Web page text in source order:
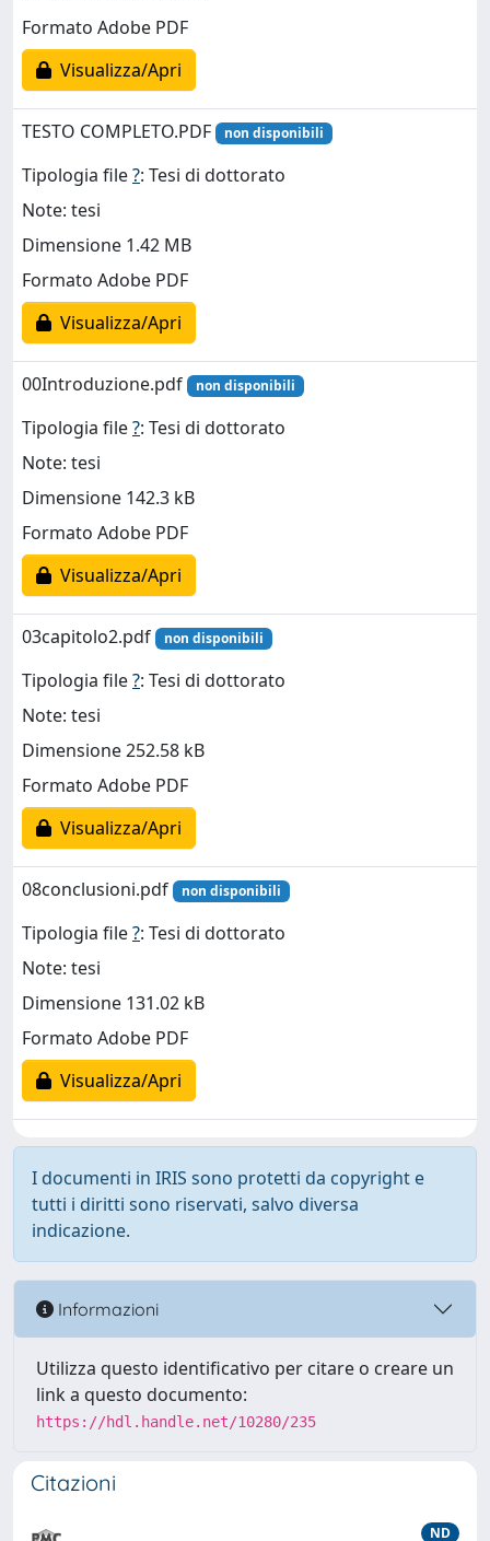
Formato Adobe PDF
Visualizza/Apri
TESTO COMPLETO.PDF non disponibili
Tipologia file?: Tesi di dottorato
Note: tesi
Dimensione 1.42 MB
Formato Adobe PDF
Visualizza/Apri
00Introduzione.pdf non disponibili
Tipologia file?: Tesi di dottorato
Note: tesi
Dimensione 142.3 kB
Formato Adobe PDF
Visualizza/Apri
03capitolo2.pdf non disponibili
Tipologia file?: Tesi di dottorato
Note: tesi
Dimensione 252.58 kB
Formato Adobe PDF
Visualizza/Apri
08conclusioni.pdf non disponibili
Tipologia file?: Tesi di dottorato
Note: tesi
Dimensione 131.02 kB
Formato Adobe PDF
Visualizza/Apri
I documenti in IRIS sono protetti da copyright e
tutti i diritti sono riservati, salvo diversa
indicazione.
Informazioni
Utilizza questo identificativo per citare o creare un
link a questo documento:
https://hdl.handle.net/10280/235
Citazioni
ND